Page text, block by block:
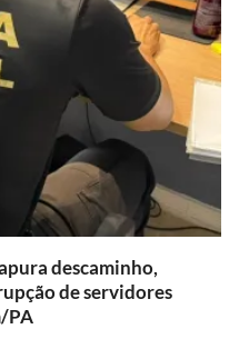
descaminho,
de servidores
PA